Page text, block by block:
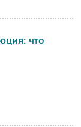
что